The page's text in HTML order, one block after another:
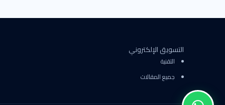
التسويق الإلكتروني
التقنية
جميع المقالات